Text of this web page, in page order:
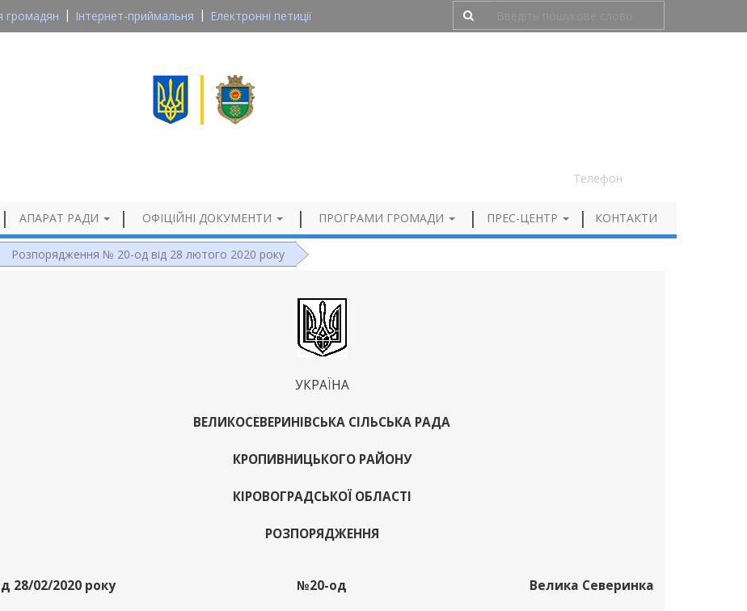
громадян Інтернет-приймальня
Електронні петиції
Телефон
АПАРАТ РАДИ ОФІЦІЙНІ ДОКУМЕНТИ ПРОГРАМИ ГРОМАДИ ПРЕС-ЦЕНТР КОНТАКТИ
Розпорядження № 20-од від 28 лютого 2020 року
УКРАЇНА
ВЕЛИКОСЕВЕРИНІВСЬКА СІЛЬСЬКА РАДА
КРОПИВНИЦЬКОГО РАЙОНУ
КІРОВОГРАДСЬКОЇ ОБЛАСТІ
РОЗПОРЯДЖЕННЯ
28/02/2020 року №20-од Велика Северинка